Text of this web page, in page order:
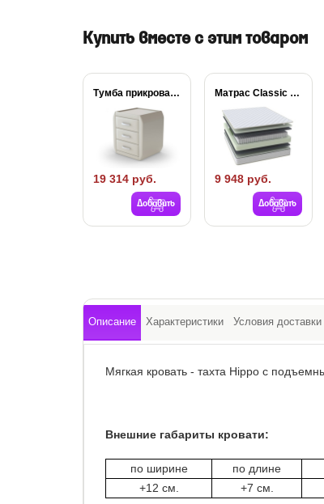
Купить вместе с этим товаром
Тумба прикроватная Comfy
19 314 руб.
Добавить
Матрас Classic Easy...
9 948 руб.
Добавить
Описание Характеристики Условия доставки
Мягкая кровать - тахта Hippo с
Внешние габариты кровати:
по ширине по длине
+12 см.
+7 см.